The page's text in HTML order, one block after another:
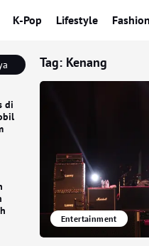
K-Pop Lifestyle
di
Tag: Kenang
Entertainment